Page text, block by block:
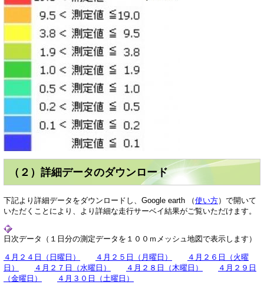
（２）詳細データのダウンロード
下記より詳細データをダウンロードし、Google earth （使い方）で開いて
いただくことにより、より詳細な走行サーベイ結果がご覧いただけます。
日次データ（１日分の測定データを１００ｍメッシュ地図で表示します）
４月２４日（日曜日） ４月２５日（月曜日）
４月２６日（火曜
日）
４月２７日（水曜日） ４月２８日（木曜日）
４月２９日
（金曜日）
４月３０日（土曜日）